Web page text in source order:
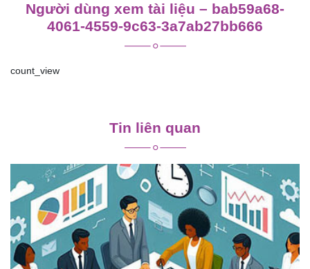
Người dùng xem tài liệu – bab59a68-
4061-4559-9c63-3a7ab27bb666
count_view
viết
Tin liên quan